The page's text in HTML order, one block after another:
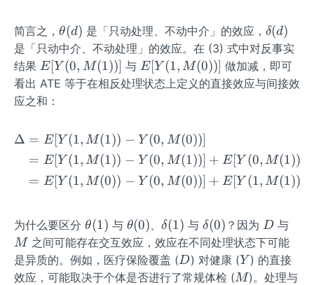
简言之， \t
he
ta
(d)
θ(d) 是「只动处理、不动中介」的效应， \d
elt
a
(d)
δ(d)
是「只动中介、不动处理」的效应。在 (3) 式中对反事实
结果 E[Y
(0,
M
E [Y (0, M(1))] 与 E[Y
(1,
E[Y (1, M(0))] 做加减，即可
看出 ATE 等于在相反处理状态上定义的直接效应与间接效
应之和：
\begin{aligned} \Delta
Δ = E[Y (1, M(1)) − Y (0, M(0))]
= E[Y (1, M(1)) − Y (0, M(1))] + E [Y (0, M(1))
= E[Y (1, M(0)) − Y (0, M(0))] + E[Y (1, M(1))
为什么要区分 \t
he
ta
(1)
θ(1) 与 \t
he
ta
(0)
θ(0) 、\d
elt
a
(1)
δ(1) 与 \d
elt
a
(0)
δ(0) ？因为 D
D 与
M 之间可能存在交互效应，效应在不同处理状态下可能
是异质的。例如，医疗保险覆盖 (D
D) 对健康 (Y
Y ) 的直接
效应，可能取决于个体是否进行了常规体检 (M
M)。处理与